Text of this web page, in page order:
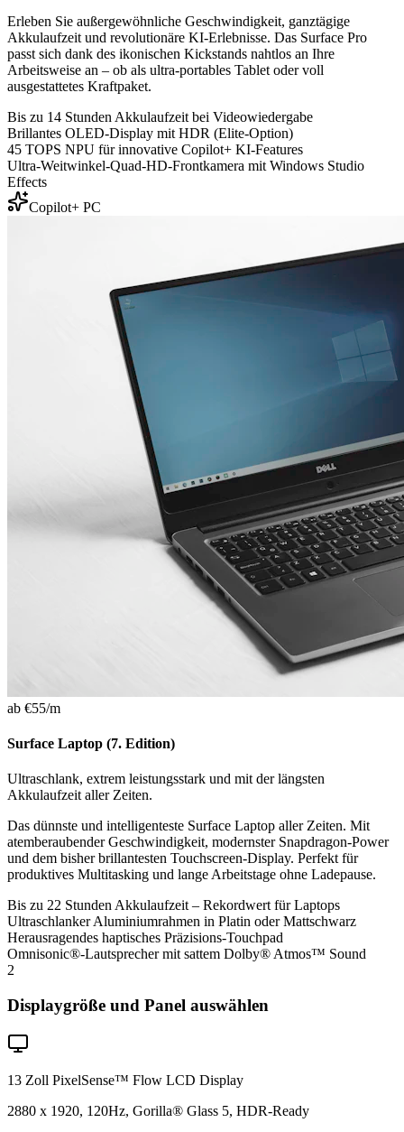
Erleben Sie außergewöhnliche Geschwindigkeit, ganztägige
Akkulaufzeit und revolutionäre KI-Erlebnisse. Das Surface Pro
passt sich dank des ikonischen Kickstands nahtlos an Ihre
Arbeitsweise an – ob als ultra-portables Tablet oder voll
ausgestattetes Kraftpaket.
Bis zu 14 Stunden Akkulaufzeit bei Videowiedergabe
Brillantes OLED-Display mit HDR (Elite-Option)
45 TOPS NPU für innovative Copilot+ KI-Features
Ultra-Weitwinkel-Quad-HD-Frontkamera mit Windows Studio
Effects
Copilot+ PC
ab €55/m
Surface Laptop (7. Edition)
Ultraschlank, extrem leistungsstark und mit der längsten
Akkulaufzeit aller Zeiten.
Das dünnste und intelligenteste Surface Laptop aller Zeiten. Mit
atemberaubender Geschwindigkeit, modernster Snapdragon-Power
und dem bisher brillantesten Touchscreen-Display. Perfekt für
produktives Multitasking und lange Arbeitstage ohne Ladepause.
Bis zu 22 Stunden Akkulaufzeit – Rekordwert für Laptops
Ultraschlanker Aluminiumrahmen in Platin oder Mattschwarz
Herausragendes haptisches Präzisions-Touchpad
Omnisonic®-Lautsprecher mit sattem Dolby® Atmos™ Sound
2
Displaygröße und Panel auswählen
13 Zoll PixelSense™ Flow LCD Display
2880 x 1920, 120Hz, Gorilla® Glass 5, HDR-Ready